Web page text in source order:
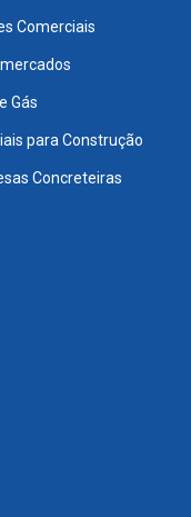
Comerciais
Gás
para Construção
Concreteiras